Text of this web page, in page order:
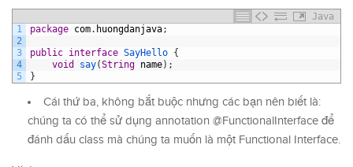
Java
1
2
3
4
5
package com. huongdanjava;
public interface SayHello {
void
say(String name) ;
}
Cái thứ ba, không bắt buộc nhưng các bạn nên biết là:
chúng ta có thể sử dụng annotation @FunctionalInterface để
đánh dấu class mà chúng ta muốn là một Functional Interface.